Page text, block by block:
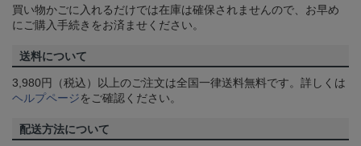
買い物かごに入れるだけでは在庫は確保されませんので、お早め
にご購入手続きをお済ませください。
送料について
3,980円（税込）以上のご注文は全国一律送料無料です。詳しくは
ヘルプページをご確認ください。
配送方法について